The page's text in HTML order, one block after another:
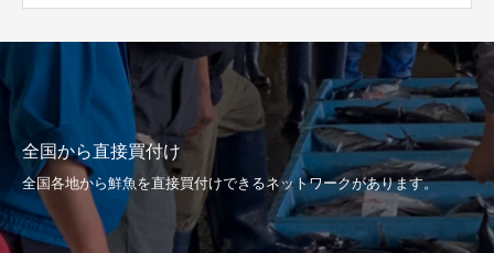
全国から直接買付け
全国各地から鮮魚を直接買付けできるネットワークがあります。